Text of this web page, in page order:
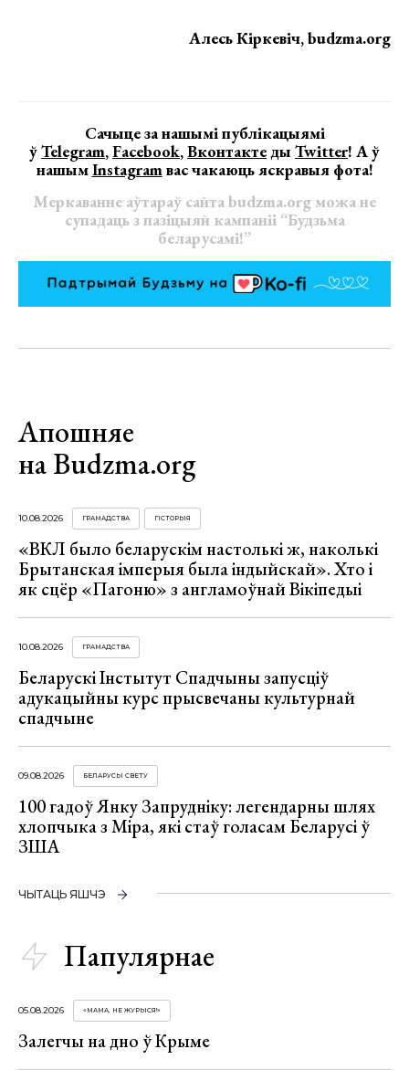
Алесь Кіркевіч, budzma.org
Сачыце за нашымі публікацыямі
ўTelegram,Facebook,Вконтактеды Twitter! А ў
нашымInstagramвас чакаюць яскравыя фота!
Меркаванне аўтараў сайта budzma.org можа не
супадаць з пазіцыяй кампаніі “Будзьма
беларусамі!”
Апошняе
на Budzma.org
10.08.2026 ГРАМАДСТВА ГІСТОРЫЯ
«ВКЛ было беларускім настолькі ж, наколькі
Брытанская імперыя была індыйскай». Хто і
як сцёр «Пагоню» з англамоўнай Вікіпедыі
10.08.2026 ГРАМАДСТВА
Беларускі Інстытут Спадчыны запусціў
адукацыйны курс прысвечаны культурнай
спадчыне
09.08.2026 БЕЛАРУСЫ СВЕТУ
100 гадоў Янку Запрудніку: легендарны шлях
хлопчыка з Міра, які стаў голасам Беларусі ў
ЗША
ЧЫТАЦЬ ЯШЧЭ
Папулярнае
05.08.2026 «МАМА, НЕ ЖУРЫСЯ!»
Залегчы на дно ў Крыме